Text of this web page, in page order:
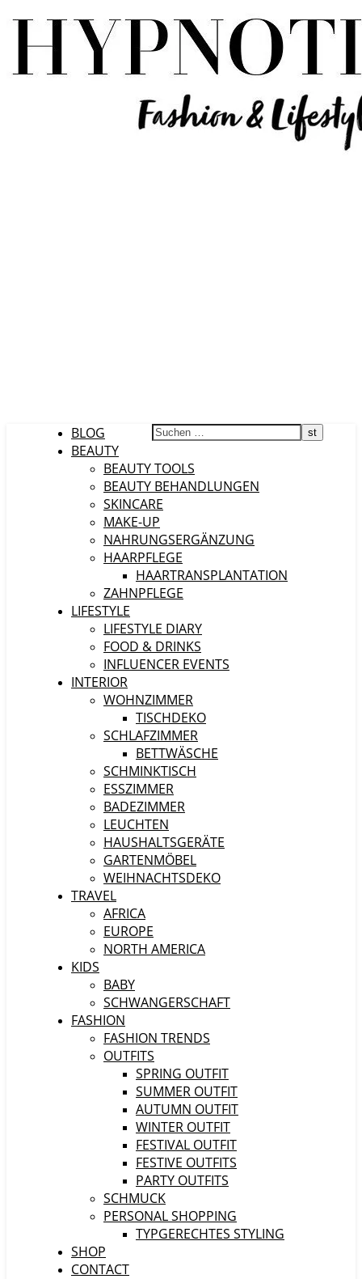
BLOG
BEAUTY
BEAUTY TOOLS
BEAUTY BEHANDLUNGEN
SKINCARE
MAKE-UP
NAHRUNGSERGÄNZUNG
HAARPFLEGE
HAARTRANSPLANTATION
ZAHNPFLEGE
LIFESTYLE
LIFESTYLE DIARY
FOOD & DRINKS
INFLUENCER EVENTS
INTERIOR
WOHNZIMMER
TISCHDEKO
SCHLAFZIMMER
BETTWÄSCHE
SCHMINKTISCH
ESSZIMMER
BADEZIMMER
LEUCHTEN
HAUSHALTSGERÄTE
GARTENMÖBEL
WEIHNACHTSDEKO
TRAVEL
AFRICA
EUROPE
NORTH AMERICA
KIDS
BABY
SCHWANGERSCHAFT
FASHION
FASHION TRENDS
OUTFITS
SPRING OUTFIT
SUMMER OUTFIT
AUTUMN OUTFIT
WINTER OUTFIT
FESTIVAL OUTFIT
FESTIVE OUTFITS
PARTY OUTFITS
SCHMUCK
PERSONAL SHOPPING
TYPGERECHTES STYLING
SHOP
CONTACT